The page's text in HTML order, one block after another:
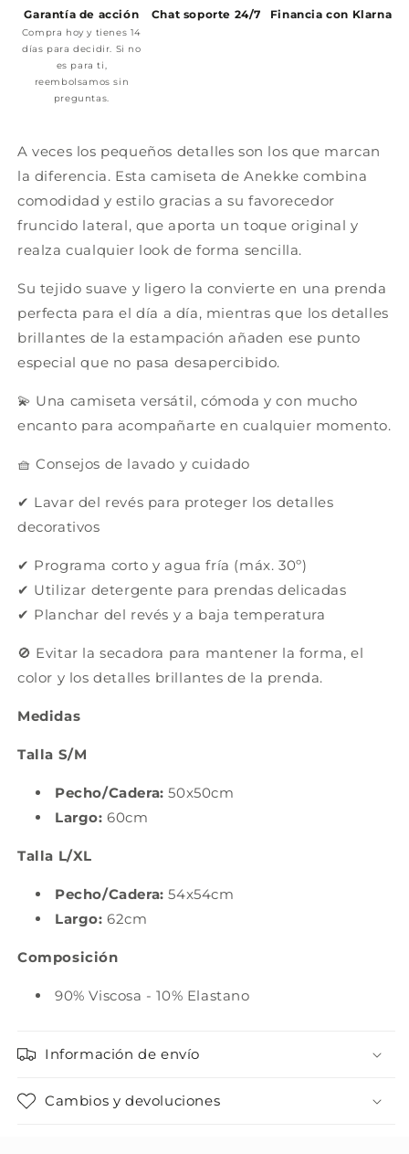
Garantía de acción
Compra hoy y tienes 14
días para decidir. Si no
es para ti,
reembolsamos sin
preguntas.
Chat soporte 24/7 Financia con Klarna
A veces los pequeños detalles son los que marcan
la diferencia. Esta camiseta de Anekke combina
comodidad y estilo gracias a su favorecedor
fruncido lateral, que aporta un toque original y
realza cualquier look de forma sencilla.
Su tejido suave y ligero la convierte en una prenda
perfecta para el día a día, mientras que los detalles
brillantes de la estampación añaden ese punto
especial que no pasa desapercibido.
💫 Una camiseta versátil, cómoda y con mucho
encanto para acompañarte en cualquier momento.
🧺 Consejos de lavado y cuidado
✔ Lavar del revés para proteger los detalles
decorativos
✔ Programa corto y agua fría (máx. 30º)
✔ Utilizar detergente para prendas delicadas
✔ Planchar del revés y a baja temperatura
🚫 Evitar la secadora para mantener la forma, el
color y los detalles brillantes de la prenda.
Medidas
Talla S/M
Pecho/Cadera:50x50cm
Largo:60cm
Talla L/XL
Pecho/Cadera:54x54cm
Largo:62cm
Composición
90% Viscosa - 10% Elastano
Información de envío
Cambios y devoluciones